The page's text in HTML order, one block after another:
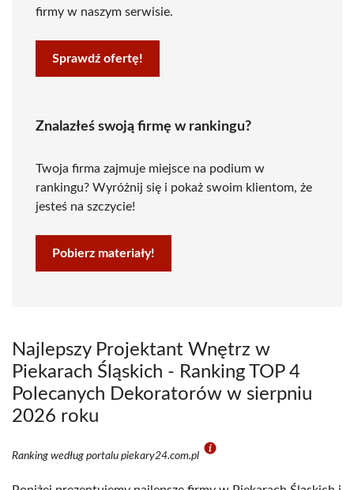
firmy w naszym serwisie.
Sprawdź ofertę!
Znalazłeś swoją firmę w rankingu?
Twoja firma zajmuje miejsce na podium w
rankingu? Wyróżnij się i pokaż swoim klientom, że
jesteś na szczycie!
Pobierz materiały!
Najlepszy Projektant Wnętrz w
Piekarach Śląskich - Ranking TOP 4
Polecanych Dekoratorów w sierpniu
2026 roku
Ranking według portalu piekary24.com.pl